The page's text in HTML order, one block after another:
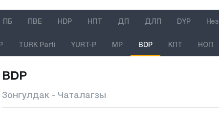
ПБ ПВЕ HDP НПТ ДП ДЛП DYP
TURK Parti YURT-P MP BDP КПТ НОП
BDP
Зонгулдак - Чаталагзы